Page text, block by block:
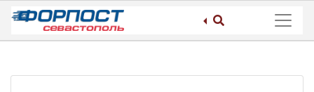
Skip
content